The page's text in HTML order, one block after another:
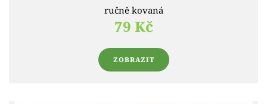
ručně kovaná
79 Kč
ZOBRAZIT